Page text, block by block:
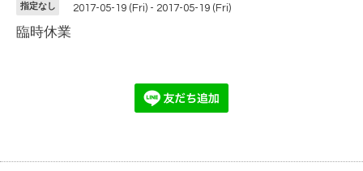
指定なし 2017-05-19 (Fri) - 2017-05-19 (Fri)
臨時休業